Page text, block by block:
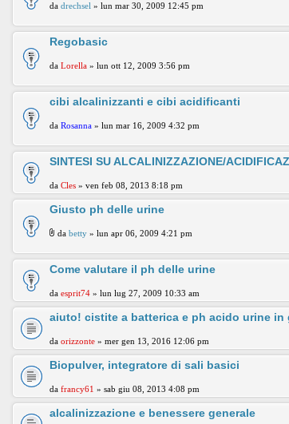
da drechsel » lun mar 30, 2009 12:45 pm
Regobasic
da Lorella » lun ott 12, 2009 3:56 pm
cibi alcalinizzanti e cibi acidificanti
da Rosanna » lun mar 16, 2009 4:32 pm
SINTESI SU ALCALINIZZAZIONE/
da Cles » ven feb 08, 2013 8:18 pm
Giusto ph delle urine
da betty » lun apr 06, 2009 4:21 pm
Come valutare il ph delle urine
da esprit74 » lun lug 27, 2009 10:33 am
aiuto! cistite a batterica e ph acido urine in
da orizzonte » mer gen 13, 2016 12:06 pm
Biopulver, integratore di sali basici
da francy61 » sab giu 08, 2013 4:08 pm
alcalinizzazione e benessere generale